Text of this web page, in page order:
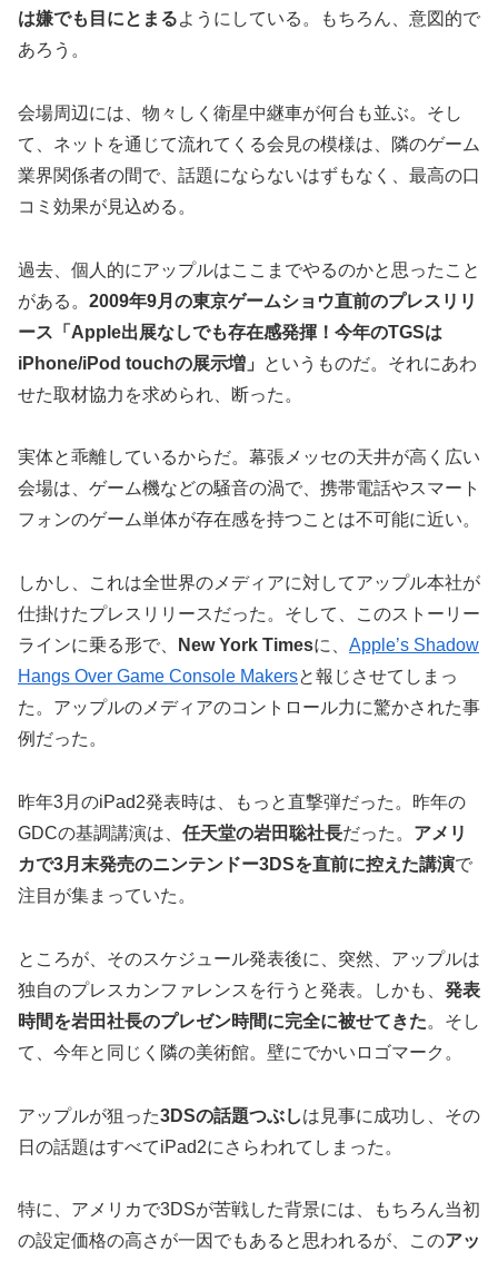
は嫌でも目にとまるようにしている。もちろん、意図的で
あろう。
会場周辺には、物々しく衛星中継車が何台も並ぶ。そし
て、ネットを通じて流れてくる会見の模様は、隣のゲーム
業界関係者の間で、話題にならないはずもなく、最高の口
コミ効果が見込める。
過去、個人的にアップルはここまでやるのかと思ったこと
がある。 2009年9月の東京ゲームショウ直前のプレスリリ
ース「Apple出展なしでも存在感発揮！今年のTGSは
iPhone/iPod touchの展示増」
というものだ。それにあわ
せた取材協力を求められ、断った。
実体と乖離しているからだ。幕張メッセの天井が高く広い
会場は、ゲーム機などの騒音の渦で、携帯電話やスマート
フォンのゲーム単体が存在感を持つことは不可能に近い。
しかし、これは全世界のメディアに対してアップル本社が
仕掛けたプレスリリースだった。そして、このストーリー
ラインに乗る形で、
New York Timesに、 Apple’s Shadow
Hangs Over Game Console Makersと報じさせてしまっ
た。アップルのメディアのコントロール力に驚かされた事
例だった。
昨年3月のiPad2発表時は、もっと直撃弾だった。昨年の
GDCの基調講演は、 任天堂の岩田聡社長だった。 アメリ
カで3月末発売のニンテンドー3DSを直前に控えた講演で
注目が集まっていた。
ところが、そのスケジュール発表後に、突然、アップルは
独自のプレスカンファレンスを行うと発表。しかも、 発表
時間を岩田社長のプレゼン時間に完全に被せてきた。そし
て、今年と同じく隣の美術館。壁にでかいロゴマーク。
アップルが狙った3DSの話題つぶしは見事に成功し、その
日の話題はすべてiPad2にさらわれてしまった。
特に、アメリカで3DSが苦戦した背景には、もちろん当初
の設定価格の高さが一因でもあると思われるが、このアッ